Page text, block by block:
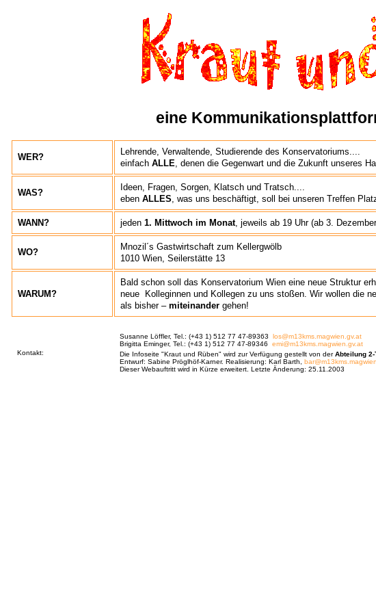
eine
WER?
Lehrende, Verwaltende, Studierende des Konservatoriums....
einfach ALLE, denen die Gegenwart und die Zukunft unseres
WAS?
Ideen, Fragen, Sorgen, Klatsch und Tratsch....
eben ALLES, was uns beschäftigt, soll bei unseren Treffen
WANN? jeden 1. Mittwoch im Monat, jeweils ab 19 Uhr (ab 3.
WO?
Mnozil´s Gastwirtschaft zum Kellergwölb
1010 Wien, Seilerstätte 13
WARUM?
Bald schon soll das Konservatorium Wien eine neue Struktur
neue Kolleginnen und Kollegen zu uns stoßen. Wir wollen die
als bisher – miteinander gehen!
Kontakt:
Susanne Löffler, Tel.: (+43 1) 512 77 47-89363
los@m13kms.magwien.gv.at
Brigitta Eminger, Tel.: (+43 1) 512 77 47-89346 emi@m13kms.magwien.gv.at
Die Infoseite "Kraut und Rüben" wird zur Verfügung gestellt von derAbteilung
Entwurf: Sabine Pröglhöf-Karner. Realisierung: Karl Barth,
Dieser Webauftritt wird in Kürze erweitert. Letzte Änderung: 25.11.2003